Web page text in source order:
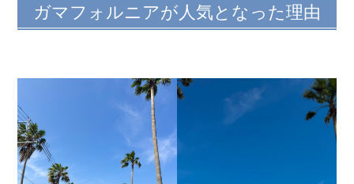
ガマフォルニアが人気となった理由